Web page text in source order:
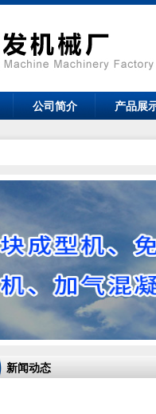
公司简介 产品展
新闻动态